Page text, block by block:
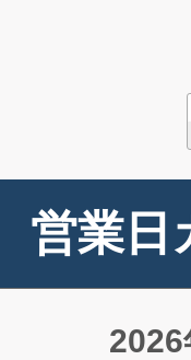
営業日
2026